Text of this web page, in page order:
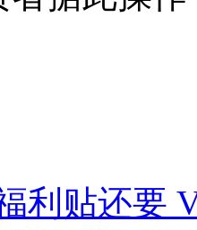
利贴还要